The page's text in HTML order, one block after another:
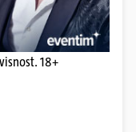
18+